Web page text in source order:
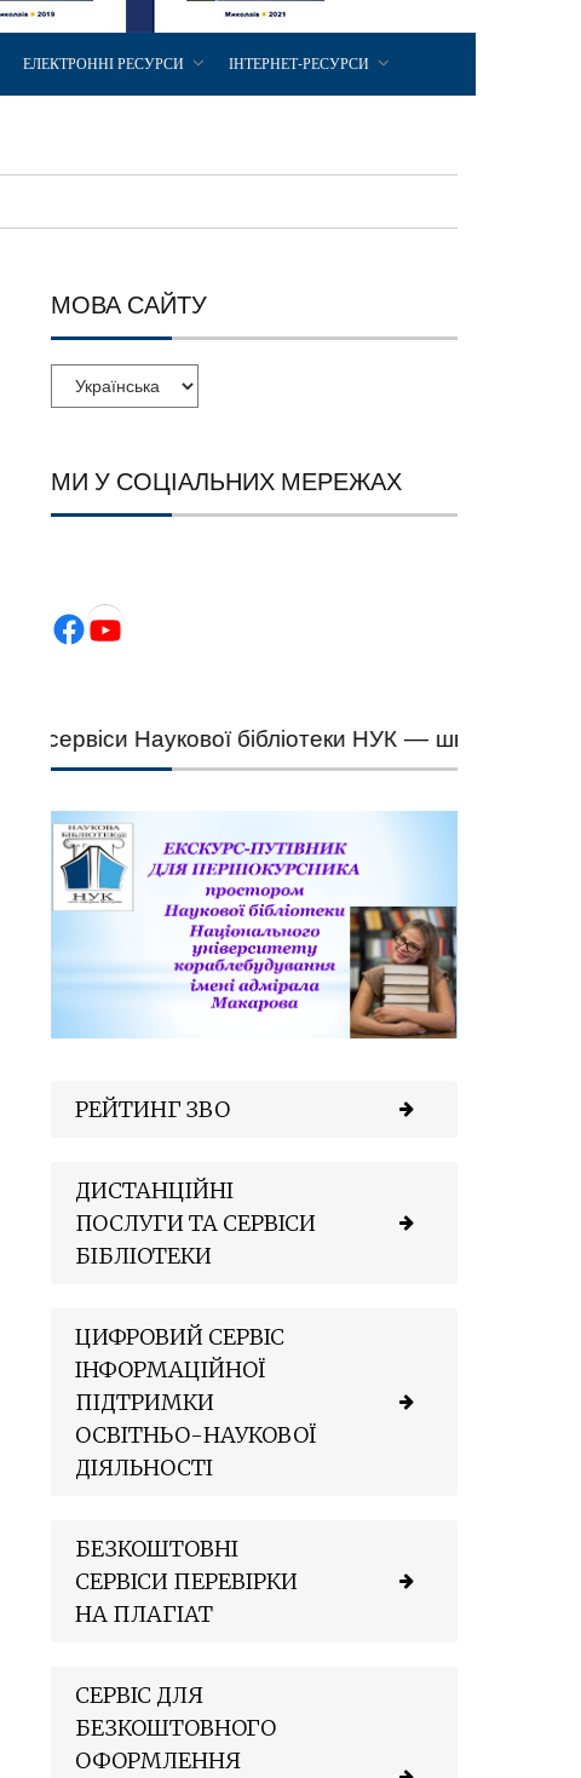
ЕЛЕКТРОННІ РЕСУРСИ ІНТЕРНЕТ-РЕСУРСИ
МОВА САЙТУ
МИ У СОЦІАЛЬНИХ МЕРЕЖАХ
Facebook YouTube
сервіси Наукової бібліотеки НУК — швидкий
РЕЙТИНГ ЗВО
ДИСТАНЦІЙНІ
ПОСЛУГИ ТА СЕРВІСИ
БІБЛІОТЕКИ
ЦИФРОВИЙ СЕРВІС
ІНФОРМАЦІЙНОЇ
ПІДТРИМКИ
ОСВІТНЬО-НАУКОВОЇ
ДІЯЛЬНОСТІ
БЕЗКОШТОВНІ
СЕРВІСИ ПЕРЕВІРКИ
НА ПЛАГІАТ
СЕРВІС ДЛЯ
БЕЗКОШТОВНОГО
ОФОРМЛЕННЯ